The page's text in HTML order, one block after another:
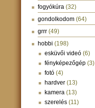
fogyókúra (32)
gondolkodom (64)
grrr (49)
hobbi (198)
esküvői videó (6)
fényképezőgép (3)
fotó (4)
hardver (13)
kamera (13)
szerelés (11)